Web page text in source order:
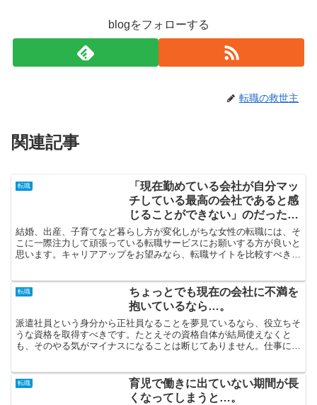
blogをフォローする
転職の救世主
関連記事
転職
「現在勤めている会社が自分マッ
チしている最高の会社であると感
じることができない」のだった
ら…。
結婚、出産、子育てなど暮らし方が変化しがちな女性の転職には、そ
こに一際注力して頑張っている転職サービスにお願いする方が良いと
思います。キャリアアップをお望みなら、転職サイトを比較すべきで
転職
ちょっとでも現在の会社に不満を
抱いているなら…。
派遣社員という身分から正社員なることを夢見ているなら、役立ちそ
うな資格を取得すべきです。たとえその資格自体が結局使えなくと
も、そのやる気がマイナスになることは断じてありません。仕事に関
転職
育児で働きに出ていない期間が長
くなってしまうと…。